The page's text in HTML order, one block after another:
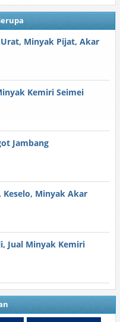
Minyak Pijat, Akar
Kemiri Seimei
Jambang
Keselo, Minyak Akar
Jual Minyak Kemiri